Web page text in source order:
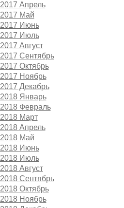
2017 Апрель
2017 Май
2017 Июнь
2017 Июль
2017 Август
2017 Сентябрь
2017 Октябрь
2017 Ноябрь
2017 Декабрь
2018 Январь
2018 Февраль
2018 Март
2018 Апрель
2018 Май
2018 Июнь
2018 Июль
2018 Август
2018 Сентябрь
2018 Октябрь
2018 Ноябрь